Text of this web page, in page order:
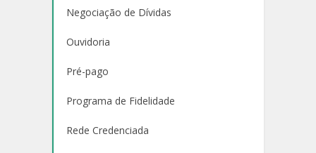
Negociação de Dívidas
Ouvidoria
Pré-pago
Programa de Fidelidade
Rede Credenciada